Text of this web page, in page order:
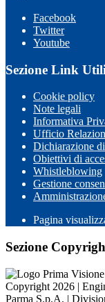
Facebook
Twitter
Youtube
Sezione Link Utili
Cookie policy
Note legali
Informativa
Ufficio
Dichiarazione
Obiettivi di
Whistleblowing
Gestione
Pagina
Sezione
Copyright 2026 |
Parma S.p.A. |